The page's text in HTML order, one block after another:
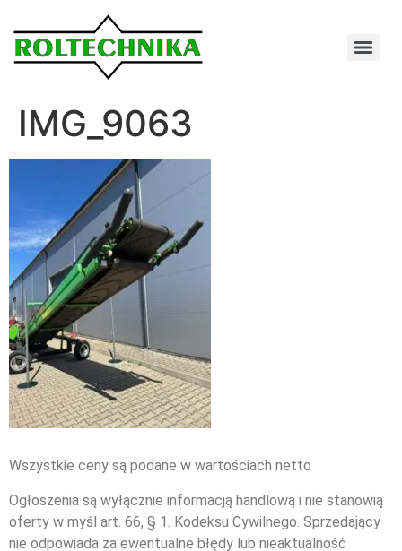
IMG_9063
Wszystkie ceny są podane w wartościach netto
Ogłoszenia są wyłącznie informacją handlową i nie stanowią
oferty w myśl art. 66, § 1. Kodeksu Cywilnego. Sprzedający
nie odpowiada za ewentualne błędy lub nieaktualność